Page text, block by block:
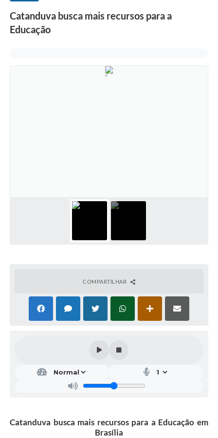
Contratos
Catanduva busca mais recursos para a
Educação
COMPARTILHAR
Catanduva busca mais recursos para a Educação em
Brasília